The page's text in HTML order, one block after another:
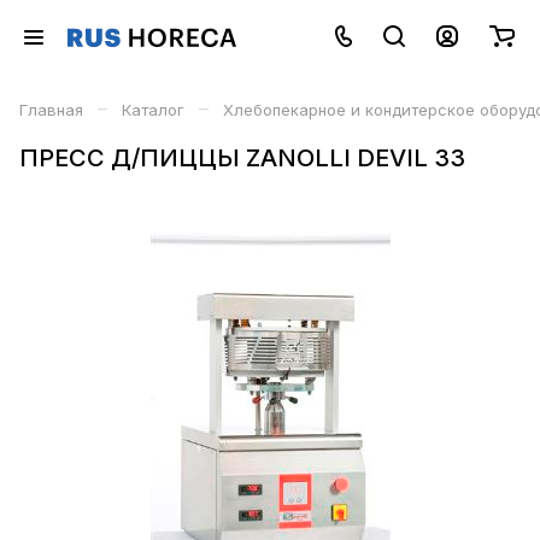
Главная – Каталог – Хлебопекарное и кондитерское
ПРЕСС Д/ПИЦЦЫ ZANOLLI DEVIL 33